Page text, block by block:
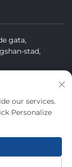
gata,
stad,
our services.
Personalize